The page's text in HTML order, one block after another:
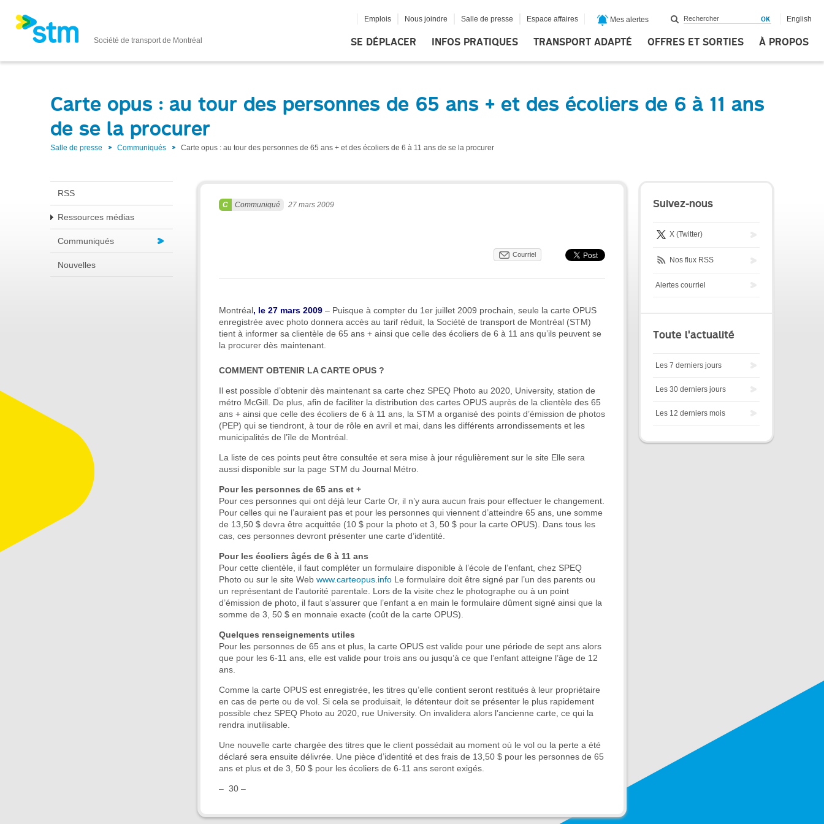
Société de transport de Montréal SE DÉPLACER INFOS PRATIQUES TRANSPORT ADAPTÉ OFFRES ET SORTIES À PROPOS
Emplois Nous joindre Salle de presse Espace affaires Mes alertes English
Carte opus : au tour des personnes de 65 ans + et des écoliers de 6 à 11 ans
de se la procurer
Salle de presse Communiqués Carte opus : au tour des personnes de 65 ans + et des écoliers de 6 à 11 ans de se la procurer
RSS
Ressources médias
Communiqués
Nouvelles
Communiqué 27 mars 2009
Courriel
Montréal, le 27 mars 2009 – Puisque à compter du 1er juillet 2009 prochain, seule la carte OPUS
enregistrée avec photo donnera accès au tarif réduit, la Société de transport de Montréal (STM)
tient à informer sa clientèle de 65 ans + ainsi que celle des écoliers de 6 à 11 ans qu’ils peuvent se
la procurer dès maintenant.
COMMENT OBTENIR LA CARTE OPUS ?
Il est possible d’obtenir dès maintenant sa carte chez SPEQ Photo au 2020, University, station de
métro McGill. De plus, afin de faciliter la distribution des cartes OPUS auprès de la clientèle des 65
ans + ainsi que celle des écoliers de 6 à 11 ans, la STM a organisé des points d’émission de photos
(PEP) qui se tiendront, à tour de rôle en avril et mai, dans les différents arrondissements et les
municipalités de l’île de Montréal.
La liste de ces points peut être consultée et sera mise à jour régulièrement sur le site Elle sera
aussi disponible sur la page STM du Journal Métro.
Pour les personnes de 65 ans et +
Pour ces personnes qui ont déjà leur Carte Or, il n’y aura aucun frais pour effectuer le changement.
Pour celles qui ne l’auraient pas et pour les personnes qui viennent d’atteindre 65 ans, une somme
de 13,50 $ devra être acquittée (10 $ pour la photo et 3, 50 $ pour la carte OPUS). Dans tous les
cas, ces personnes devront présenter une carte d’identité.
Pour les écoliers âgés de 6 à 11 ans
Pour cette clientèle, il faut compléter un formulaire disponible à l’école de l’enfant, chez SPEQ
Photo ou sur le site Web www.carteopus.info Le formulaire doit être signé par l’un des parents ou
un représentant de l’autorité parentale. Lors de la visite chez le photographe ou à un point
d’émission de photo, il faut s’assurer que l’enfant a en main le formulaire dûment signé ainsi que la
somme de 3, 50 $ en monnaie exacte (coût de la carte OPUS).
Quelques renseignements utiles
Pour les personnes de 65 ans et plus, la carte OPUS est valide pour une période de sept ans alors
que pour les 6-11 ans, elle est valide pour trois ans ou jusqu’à ce que l’enfant atteigne l’âge de 12
ans.
Comme la carte OPUS est enregistrée, les titres qu’elle contient seront restitués à leur propriétaire
en cas de perte ou de vol. Si cela se produisait, le détenteur doit se présenter le plus rapidement
possible chez SPEQ Photo au 2020, rue University. On invalidera alors l’ancienne carte, ce qui la
rendra inutilisable.
Une nouvelle carte chargée des titres que le client possédait au moment où le vol ou la perte a été
déclaré sera ensuite délivrée. Une pièce d’identité et des frais de 13,50 $ pour les personnes de 65
ans et plus et de 3, 50 $ pour les écoliers de 6-11 ans seront exigés.
– 30 –
Suivez-nous
X (Twitter)
Nos flux RSS
Alertes courriel
Toute l'actualité
Les 7 derniers jours
Les 30 derniers jours
Les 12 derniers mois